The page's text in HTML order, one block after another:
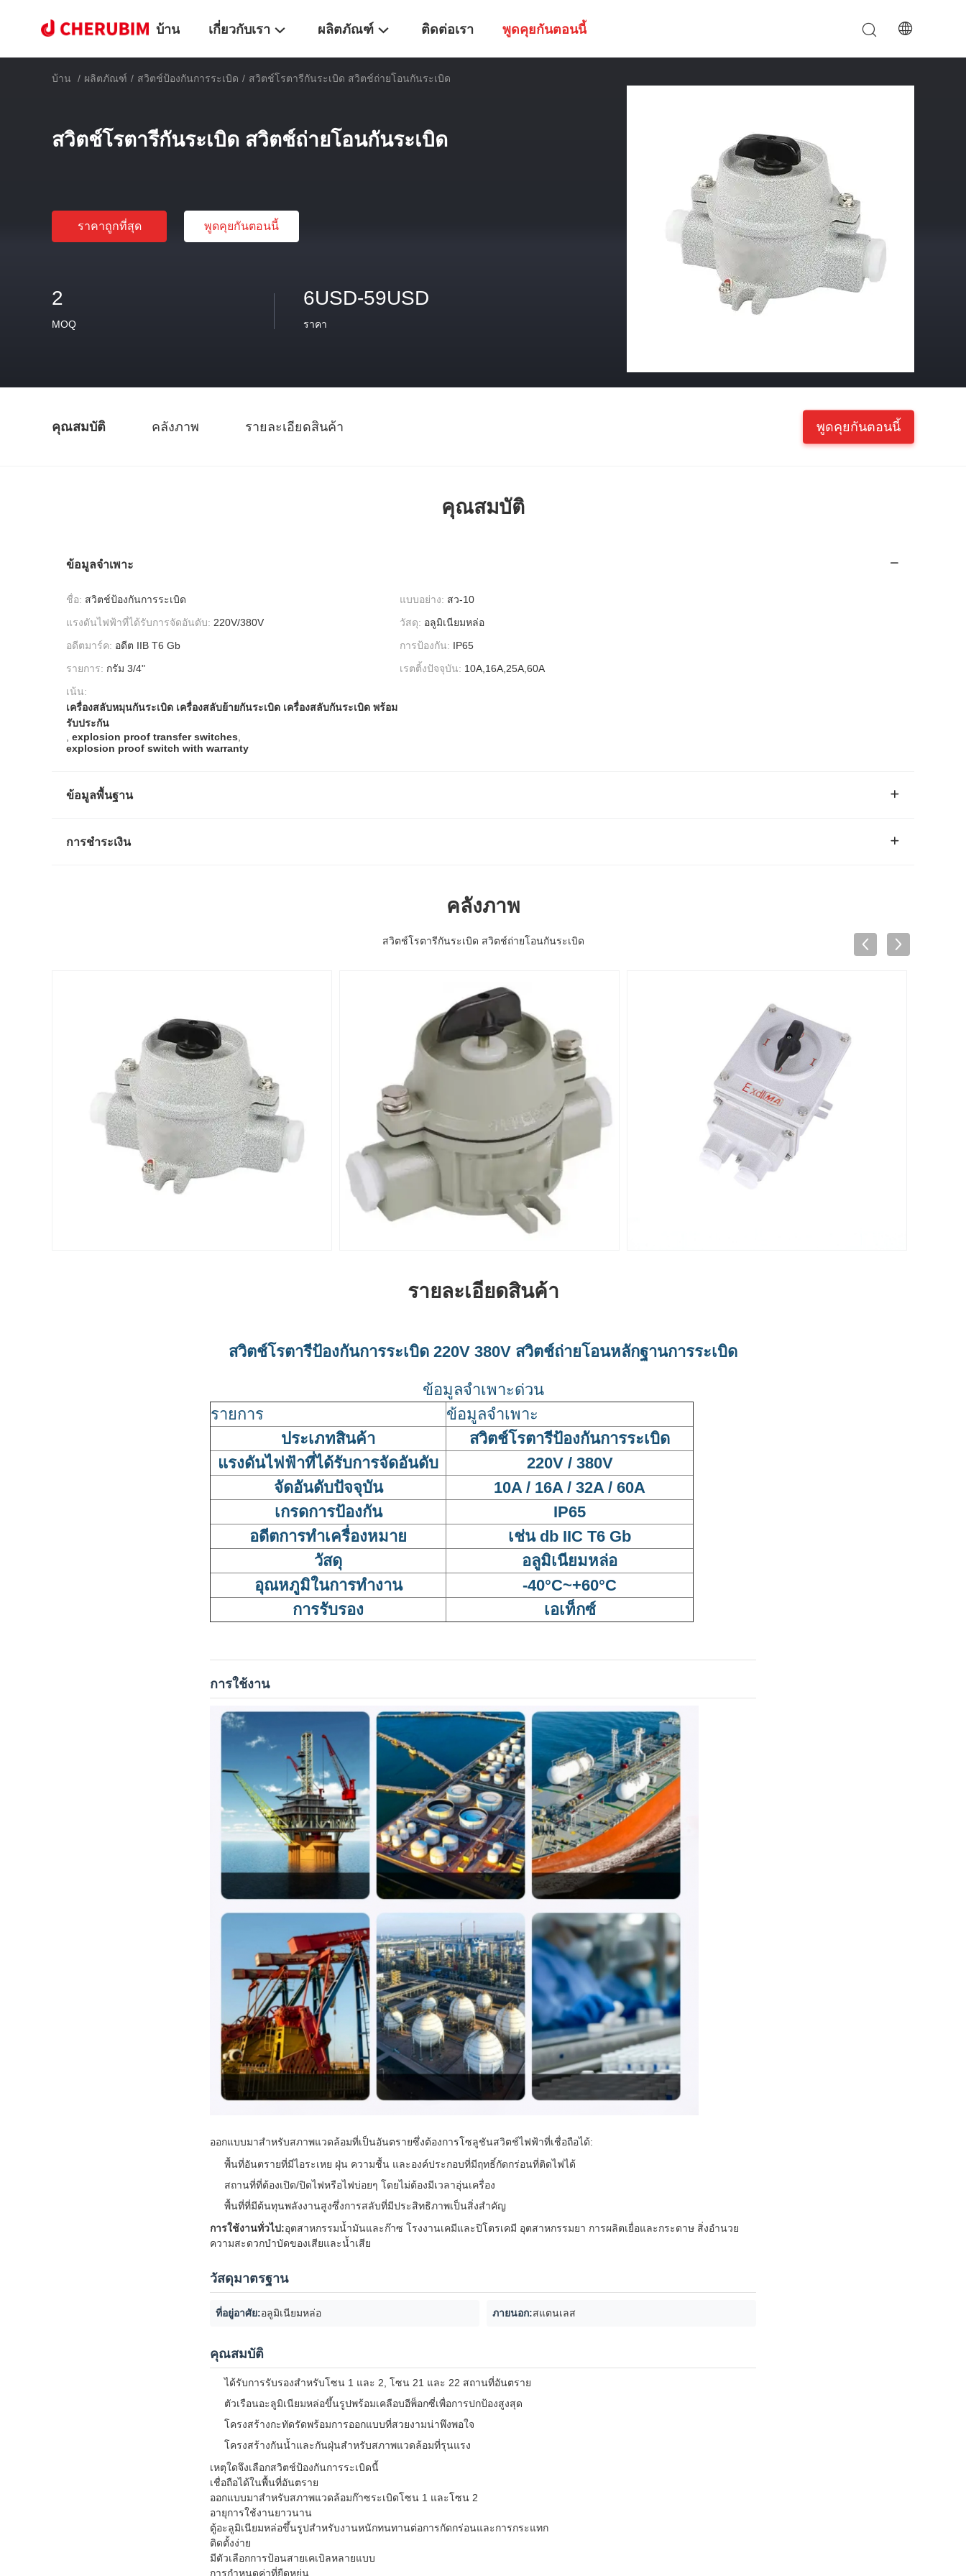
บ้าน เกี่ยวกับเรา ผลิตภัณฑ์ ติดต่อเรา พูดคุยกันตอนนี้
บ้าน / ผลิตภัณฑ์ / สวิตช์ป้องกันการระเบิด / สวิตช์โรตารีกันระเบิด สวิตช์ถ่ายโอนกันระเบิด
สวิตช์โรตารีกันระเบิด สวิตช์ถ่ายโอนกันระเบิด
ราคาถูกที่สุด พูดคุยกันตอนนี้
2
MOQ
6USD-59USD
ราคา
คุณสมบัติ คลังภาพ รายละเอียดสินค้า พูดคุยกันตอนนี้
คุณสมบัติ
ข้อมูลจำเพาะ
ชื่อ: สวิตช์ป้องกันการระเบิด แบบอย่าง: สว-10
แรงดันไฟฟ้าที่ได้รับการจัดอันดับ: 220V/380V วัสดุ: อลูมิเนียมหล่อ
อดีตมาร์ค: อดีต IIB T6 Gb การป้องกัน: IP65
รายการ: กรัม 3/4" เรตติ้งปัจจุบัน: 10A,16A,25A,60A
เน้น:
เครื่องสลับหมุนกันระเบิด เครื่องสลับย้ายกันระเบิด เครื่องสลับกันระเบิด พร้อม
รับประกัน
explosion proof transfer switches
explosion proof switch with warranty
ข้อมูลพื้นฐาน
การชำระเงิน
คลังภาพ
สวิตช์โรตารีกันระเบิด สวิตช์ถ่ายโอนกันระเบิด
รายละเอียดสินค้า
สวิตช์โรตารีป้องกันการระเบิด 220V 380V สวิตช์ถ่ายโอนหลักฐานการระเบิด
ข้อมูลจำเพาะด่วน
รายการ
ข้อมูลจำเพาะ
ประเภทสินค้า
สวิตช์โรตารีป้องกันการระเบิด
แรงดันไฟฟ้าที่ได้รับการจัดอันดับ
220V / 380V
จัดอันดับปัจจุบัน
10A / 16A / 32A / 60A
เกรดการป้องกัน
IP65
อดีตการทำเครื่องหมาย
เช่น db IIC T6 Gb
วัสดุ
อลูมิเนียมหล่อ
อุณหภูมิในการทำงาน
-40°C~+60°C
การรับรอง
เอเท็กซ์
การใช้งาน
ออกแบบมาสำหรับสภาพแวดล้อมที่เป็นอันตรายซึ่งต้องการโซลูชันสวิตช์ไฟฟ้าที่เชื่อถือได้:
พื้นที่อันตรายที่มีไอระเหย ฝุ่น ความชื้น และองค์ประกอบที่มีฤทธิ์กัดกร่อนที่ติดไฟได้
สถานที่ที่ต้องเปิด/ปิดไฟหรือไฟบ่อยๆ โดยไม่ต้องมีเวลาอุ่นเครื่อง
พื้นที่ที่มีต้นทุนพลังงานสูงซึ่งการสลับที่มีประสิทธิภาพเป็นสิ่งสำคัญ
การใช้งานทั่วไป:อุตสาหกรรมน้ำมันและก๊าซ โรงงานเคมีและปิโตรเคมี อุตสาหกรรมยา การผลิตเยื่อและกระดาษ สิ่งอำนวย
ความสะดวกบำบัดของเสียและน้ำเสีย
วัสดุมาตรฐาน
ที่อยู่อาศัย:อลูมิเนียมหล่อ ภายนอก:สแตนเลส
คุณสมบัติ
ได้รับการรับรองสำหรับโซน 1 และ 2, โซน 21 และ 22 สถานที่อันตราย
ตัวเรือนอะลูมิเนียมหล่อขึ้นรูปพร้อมเคลือบอีพ็อกซี่เพื่อการปกป้องสูงสุด
โครงสร้างกะทัดรัดพร้อมการออกแบบที่สวยงามน่าพึงพอใจ
โครงสร้างกันน้ำและกันฝุ่นสำหรับสภาพแวดล้อมที่รุนแรง
เหตุใดจึงเลือกสวิตช์ป้องกันการระเบิดนี้
เชื่อถือได้ในพื้นที่อันตราย
ออกแบบมาสำหรับสภาพแวดล้อมก๊าซระเบิดโซน 1 และโซน 2
อายุการใช้งานยาวนาน
ตู้อะลูมิเนียมหล่อขึ้นรูปสำหรับงานหนักทนทานต่อการกัดกร่อนและการกระแทก
ติดตั้งง่าย
มีตัวเลือกการป้อนสายเคเบิลหลายแบบ
การกำหนดค่าที่ยืดหยุ่น